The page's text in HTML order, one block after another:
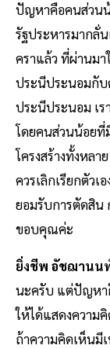
ปัญหาคือคนส่วนน้
รัฐประหารมากลั่
คราแล้ว ที่ผ่านม
ประนีประนอมกับ
ประนีประนอม เ
โดยคนส่วนน้อยที่
โครงสร้างทั้งหล
ควรเลิกเรียกตัว
ยอมรับการตัดสิน
ขอบคุณค่ะ
ยิ่งชีพ อัชฌานน
นะครับ แต่ปัญหา
ให้ได้แสดงความ
ถ้าความคิดเห็นมี